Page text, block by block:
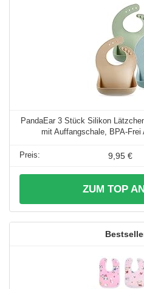
PandaEar 3 Stück Silikon
mit Auffangschale, BPA-Frei
9,95 €
ZUM TOP